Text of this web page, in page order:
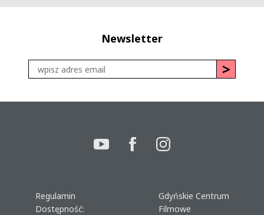
Newsletter
Regulamin
Dostępność:
Gdyńskie Centrum
Filmowe